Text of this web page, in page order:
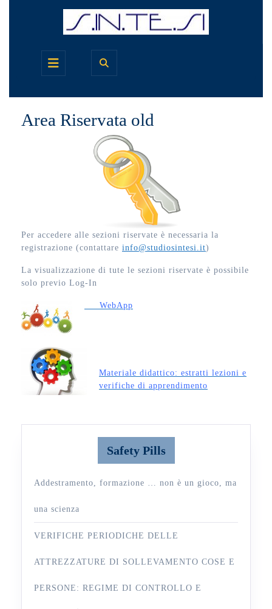
Open
Area Riservata old
Per accedere alle sezioni riservate è necessaria la
registrazione (contattare info@studiosintesi.it)
La visualizzazione di tute le sezioni riservate è possibile
solo previo Log-In
WebApp
Materiale didattico: estratti lezioni e
verifiche di apprendimento
Safety Pills
Addestramento, formazione … non è un gioco, ma
una scienza
VERIFICHE PERIODICHE DELLE
ATTREZZATURE DI SOLLEVAMENTO COSE E
PERSONE: REGIME DI CONTROLLO E